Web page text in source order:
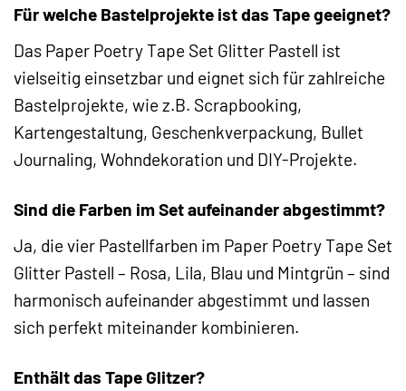
Für welche Bastelprojekte ist das Tape geeignet?
Das Paper Poetry Tape Set Glitter Pastell ist
vielseitig einsetzbar und eignet sich für zahlreiche
Bastelprojekte, wie z.B. Scrapbooking,
Kartengestaltung, Geschenkverpackung, Bullet
Journaling, Wohndekoration und DIY-Projekte.
Sind die Farben im Set aufeinander abgestimmt?
Ja, die vier Pastellfarben im Paper Poetry Tape Set
Glitter Pastell – Rosa, Lila, Blau und Mintgrün – sind
harmonisch aufeinander abgestimmt und lassen
sich perfekt miteinander kombinieren.
Enthält das Tape Glitzer?